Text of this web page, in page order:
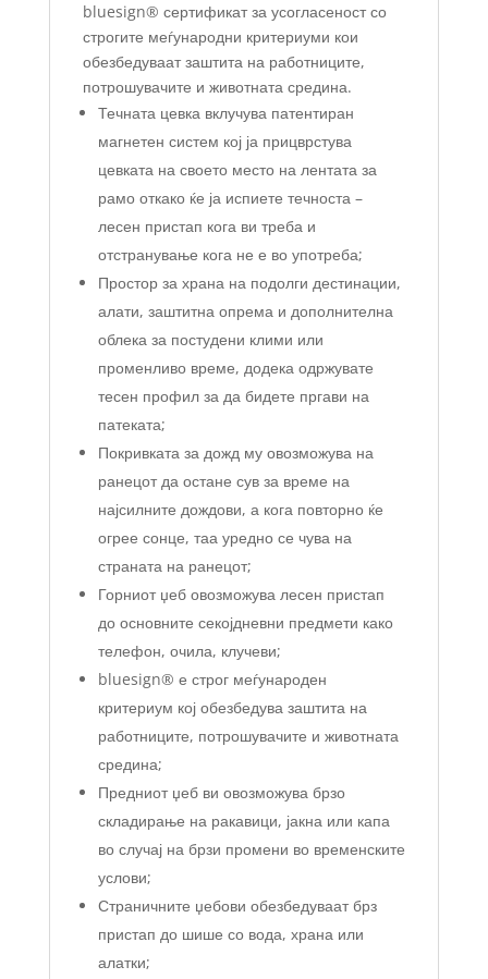
bluesign® сертификат за усогласеност со
строгите меѓународни критериуми кои
обезбедуваат заштита на работниците,
потрошувачите и животната средина.
Течната цевка вклучува патентиран
магнетен систем кој ја прицврстува
цевката на своето место на лентата за
рамо откако ќе ја испиете течноста –
лесен пристап кога ви треба и
отстранување кога не е во употреба;
Простор за храна на подолги дестинации,
алати, заштитна опрема и дополнителна
облека за постудени клими или
променливо време, додека одржувате
тесен профил за да бидете пргави на
патеката;
Покривката за дожд му овозможува на
ранецот да остане сув за време на
најсилните дождови, а кога повторно ќе
огрее сонце, таа уредно се чува на
страната на ранецот;
Горниот џеб овозможува лесен пристап
до основните секојдневни предмети како
телефон, очила, клучеви;
bluesign® е строг меѓународен
критериум кој обезбедува заштита на
работниците, потрошувачите и животната
средина;
Предниот џеб ви овозможува брзо
складирање на ракавици, јакна или капа
во случај на брзи промени во временските
услови;
Страничните џебови обезбедуваат брз
пристап до шише со вода, храна или
алатки;